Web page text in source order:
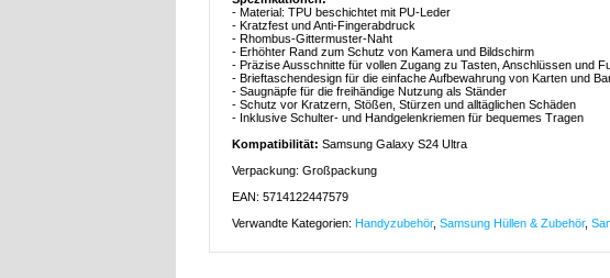
- Material: TPU beschichtet mit PU-Leder
- Kratzfest und Anti-Fingerabdruck
- Rhombus-Gittermuster-Naht
- Erhöhter Rand zum Schutz von Kamera und Bildschirm
- Präzise Ausschnitte für vollen Zugang zu Tasten, Anschlüssen und
- Brieftaschendesign für die einfache Aufbewahrung von Karten und
- Saugnäpfe für die freihändige Nutzung als Ständer
- Schutz vor Kratzern, Stößen, Stürzen und alltäglichen Schäden
- Inklusive Schulter- und Handgelenkriemen für bequemes Tragen
Kompatibilität: Samsung Galaxy S24 Ultra
Verpackung: Großpackung
EAN: 5714122447579
Verwandte Kategorien: Handyzubehör, Samsung Hüllen & Zubehör,